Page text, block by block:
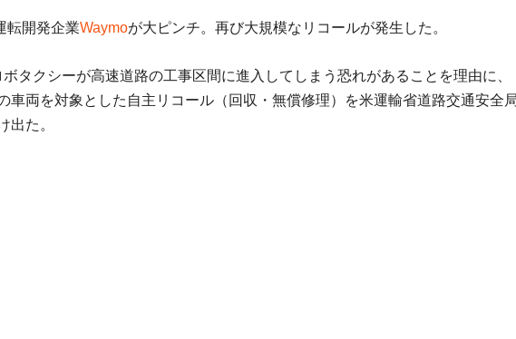
転開発企業Waymoが大ピンチ。再び大規模なリコールが発生した。
タクシーが高速道路の工事区間に進入してしまう恐れがあることを理由に、
車両を対象とした自主リコール（回収・無償修理）を米運輸省道路交通安全
出た。